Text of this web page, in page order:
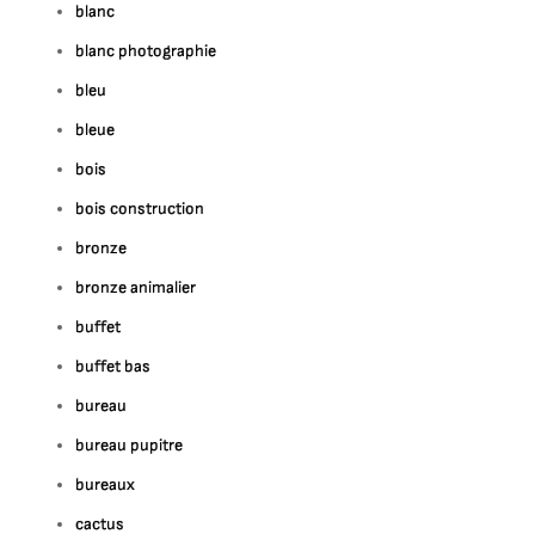
blanc
blanc photographie
bleu
bleue
bois
bois construction
bronze
bronze animalier
buffet
buffet bas
bureau
bureau pupitre
bureaux
cactus